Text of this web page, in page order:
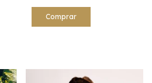
Comprar